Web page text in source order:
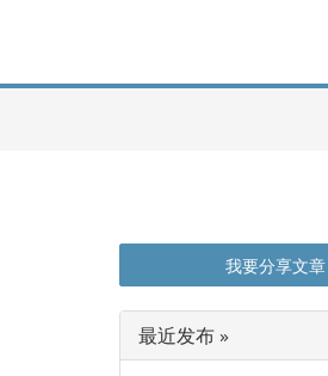
我要分享文章
最近发布 »